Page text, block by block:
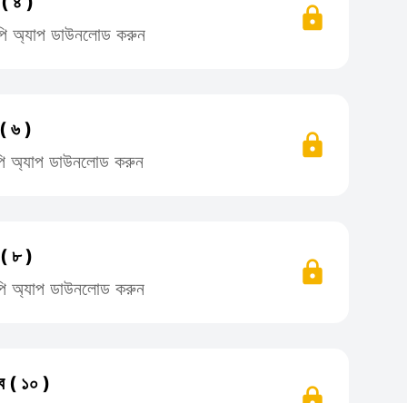
অ্যাপ ডাউনলোড করুন
( ৬ )
অ্যাপ ডাউনলোড করুন
( ৮ )
অ্যাপ ডাউনলোড করুন
( ১০ )